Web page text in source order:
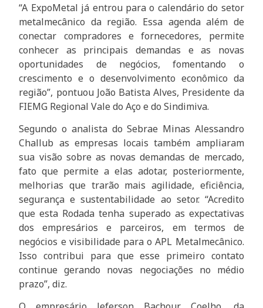
“A ExpoMetal já entrou para o calendário do setor
metalmecânico da região. Essa agenda além de
conectar compradores e fornecedores, permite
conhecer as principais demandas e as novas
oportunidades de negócios, fomentando o
crescimento e o desenvolvimento econômico da
região”, pontuou João Batista Alves, Presidente da
FIEMG Regional Vale do Aço e do Sindimiva.
Segundo o analista do Sebrae Minas Alessandro
Challub as empresas locais também ampliaram
sua visão sobre as novas demandas de mercado,
fato que permite a elas adotar, posteriormente,
melhorias que trarão mais agilidade, eficiência,
segurança e sustentabilidade ao setor. “Acredito
que esta Rodada tenha superado as expectativas
dos empresários e parceiros, em termos de
negócios e visibilidade para o APL Metalmecânico.
Isso contribui para que esse primeiro contato
continue gerando novas negociações no médio
prazo”, diz.